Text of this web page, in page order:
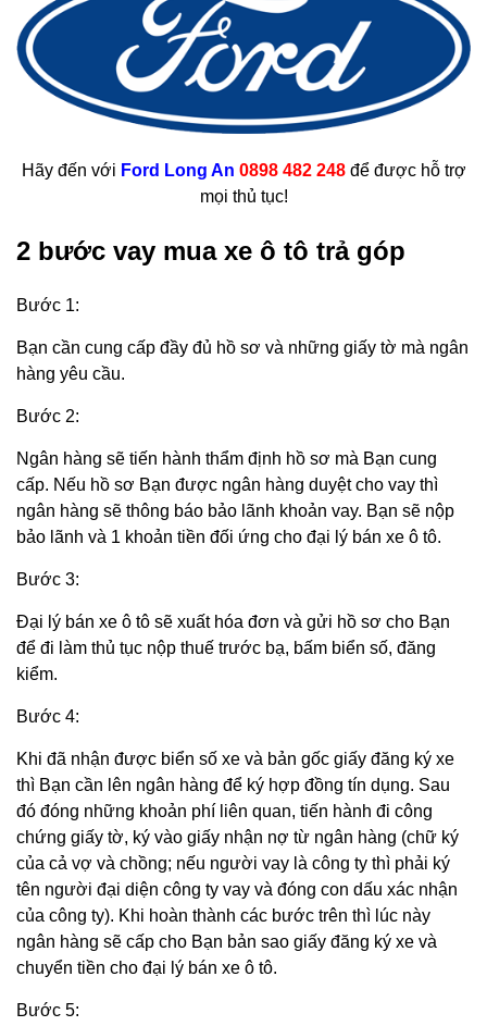
Hãy đến với Ford Long An 0898 482 248để được hỗ trợ
mọi thủ tục!
2 bước vay mua xe ô tô trả góp
Bước 1:
Bạn cần cung cấp đầy đủ hồ sơ và những giấy tờ mà ngân
hàng yêu cầu.
Bước 2:
Ngân hàng sẽ tiến hành thẩm định hồ sơ mà Bạn cung
cấp. Nếu hồ sơ Bạn được ngân hàng duyệt cho vay thì
ngân hàng sẽ thông báo bảo lãnh khoản vay. Bạn sẽ nộp
bảo lãnh và 1 khoản tiền đối ứng cho đại lý bán xe ô tô.
Bước 3:
Đại lý bán xe ô tô sẽ xuất hóa đơn và gửi hồ sơ cho Bạn
để đi làm thủ tục nộp thuế trước bạ, bấm biển số, đăng
kiểm.
Bước 4:
Khi đã nhận được biển số xe và bản gốc giấy đăng ký xe
thì Bạn cần lên ngân hàng để ký hợp đồng tín dụng. Sau
đó đóng những khoản phí liên quan, tiến hành đi công
chứng giấy tờ, ký vào giấy nhận nợ từ ngân hàng (chữ ký
của cả vợ và chồng; nếu người vay là công ty thì phải ký
tên người đại diện công ty vay và đóng con dấu xác nhận
của công ty). Khi hoàn thành các bước trên thì lúc này
ngân hàng sẽ cấp cho Bạn bản sao giấy đăng ký xe và
chuyển tiền cho đại lý bán xe ô tô.
Bước 5: